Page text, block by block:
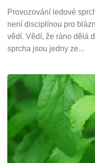
Provozování ledové
není disciplínou pro
vědí. Vědí, že ráno dělá
sprcha jsou jedny ze...